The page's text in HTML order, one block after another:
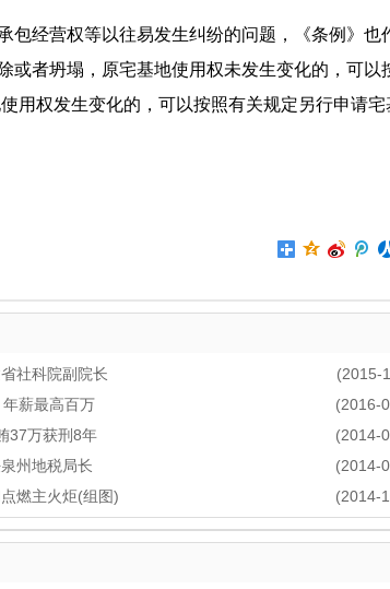
包经营权等以往易发生纠纷的问题，《条例》也
或者坍塌，原宅基地使用权未发生变化的，可以
用权发生变化的，可以按照有关规定另行申请宅
(2015-
社科院副院长
(2016-
薪最高百万
(2014-
37万获刑8年
(2014-
州地税局长
(2014-
燃主火炬(组图)